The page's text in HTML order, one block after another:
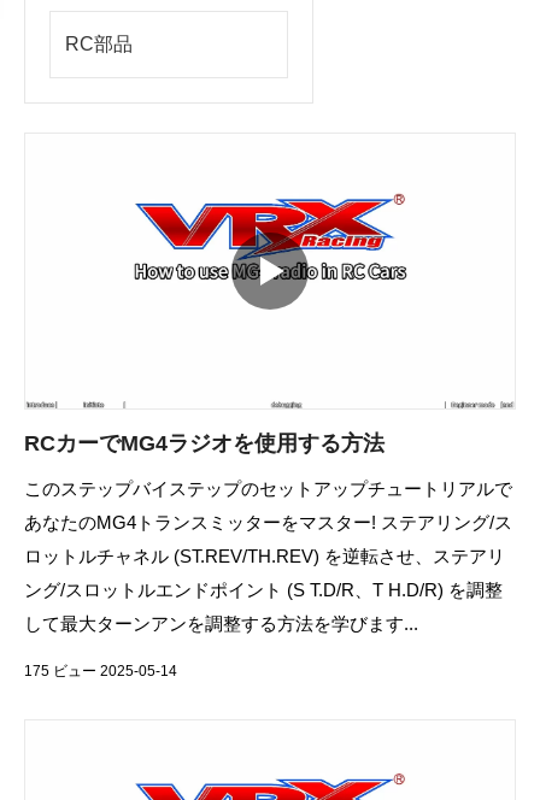
RC部品
RCカーでMG4ラジオを使用する方法
このステップバイステップのセットアップチュートリアルで
あなたのMG4トランスミッターをマスター! ステアリング/ス
ロットルチャネル (ST.REV/TH.REV) を逆転させ、ステアリ
ング/スロットルエンドポイント (S T.D/R、T H.D/R) を調整
して最大ターンアンを調整する方法を学びます...
175 ビュー 2025-05-14